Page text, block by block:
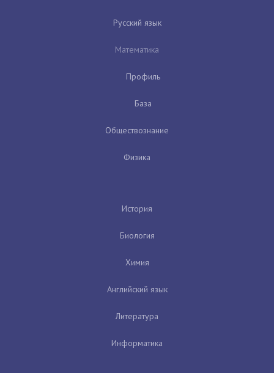
Русский язык
Математика
Профиль
База
Обществознание
Физика
История
Биология
Химия
Английский язык
Литература
Информатика